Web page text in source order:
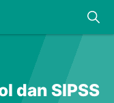
dan SIPSS